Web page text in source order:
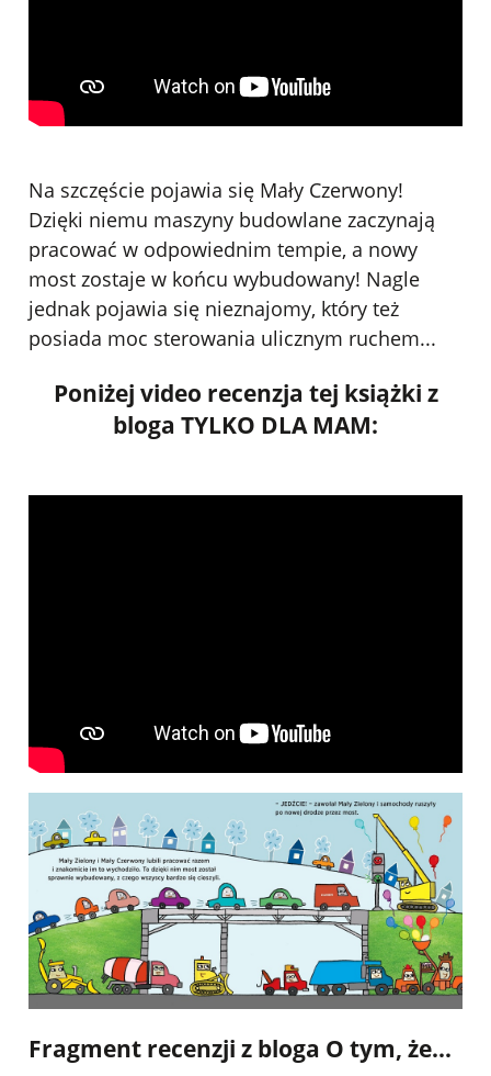
Na szczęście pojawia się Mały Czerwony!
Dzięki niemu maszyny budowlane zaczynają
pracować w odpowiednim tempie, a nowy
most zostaje w końcu wybudowany! Nagle
jednak pojawia się nieznajomy, który też
posiada moc sterowania ulicznym ruchem...
Poniżej video recenzja tej książki z
bloga TYLKO DLA MAM:
Fragment recenzji z bloga O tym, że...